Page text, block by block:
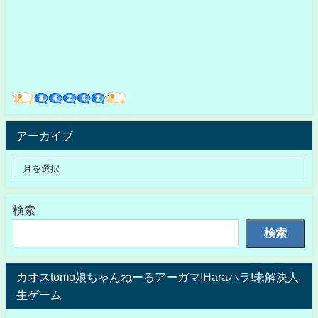
アーカイブ
検索
検索
カオスtomo娘ちゃんねーるアーガマ!Haraハラ!未解決人
生ゲーム